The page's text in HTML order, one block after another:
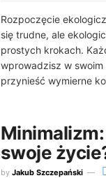
Rozpoczęcie
się trudne, ale
prostych krokach.
wprowadzisz w
przynieść wymierne
swoje
by Jakub Szczepański